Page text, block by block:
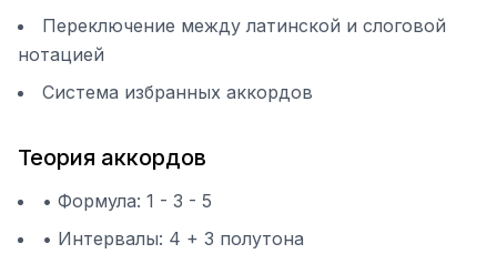
Переключение между латинской и слоговой
нотацией
Система избранных аккордов
Теория аккордов
• Формула: 1 - 3 - 5
• Интервалы: 4 + 3 полутона